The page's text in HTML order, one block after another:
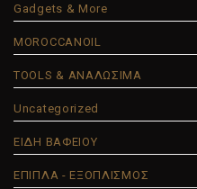
Gadgets & More
MOROCCANOIL
TOOLS & ΑΝΑΛΩΣΙΜΑ
Uncategorized
ΕΙΔΗ ΒΑΦΕΙΟΥ
ΕΠΙΠΛΑ - ΕΞΟΠΛΙΣΜΟΣ